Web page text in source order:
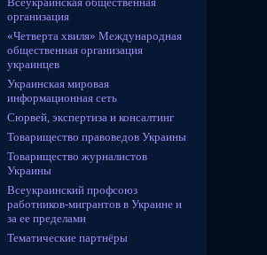
организация
«Четверта хвиля» Международная
общественная организация
украинцев
Украинская мировая
информационная сеть
Сюрвей, экспертиза и консалтинг
Товарищество правоведов Украины
Товарищество журналистов
Украины
Всеукраинский профсоюз
работников-мигрантов в Украине и
за ее пределами
Тематические партнёры